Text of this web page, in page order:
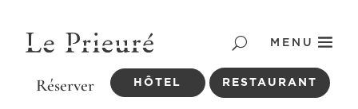
MENU
HÔTEL RESTAURANT